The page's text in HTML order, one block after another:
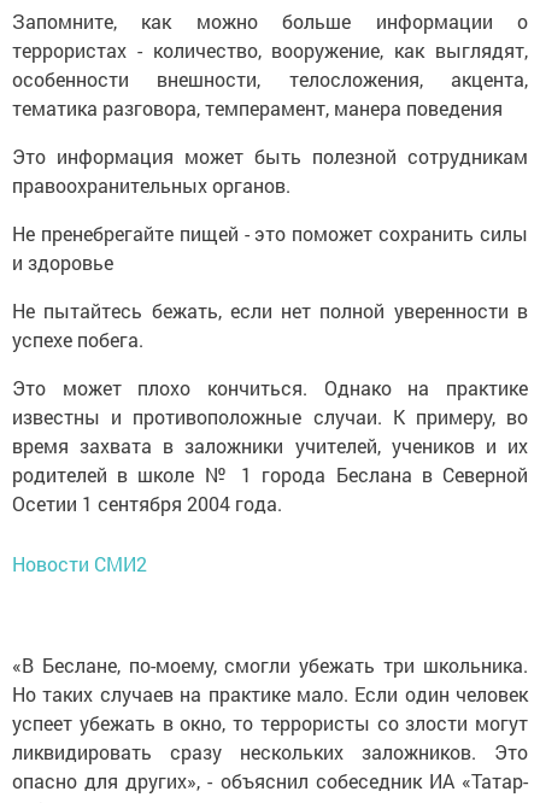
Запомните, как можно больше информации о
террористах - количество, вооружение, как выглядят,
особенности внешности, телосложения, акцента,
тематика разговора, темперамент, манера поведения
Это информация может быть полезной сотрудникам
правоохранительных органов.
Не пренебрегайте пищей - это поможет сохранить силы
и здоровье
Не пытайтесь бежать, если нет полной уверенности в
успехе побега.
Это может плохо кончиться. Однако на практике
известны и противоположные случаи. К примеру, во
время захвата в заложники учителей, учеников и их
родителей в школе № 1 города Беслана в Северной
Осетии 1 сентября 2004 года.
Новости СМИ2
«В Беслане, по-моему, смогли убежать три школьника.
Но таких случаев на практике мало. Если один человек
успеет убежать в окно, то террористы со злости могут
ликвидировать сразу нескольких заложников. Это
опасно для других», - объяснил собеседник ИА «Татар-